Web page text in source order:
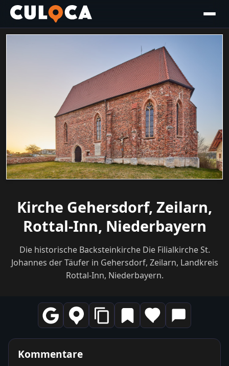
Kirche Gehersdorf, Zeilarn,
Rottal-Inn, Niederbayern
Die historische Backsteinkirche Die Filialkirche St.
Johannes der Täufer in Gehersdorf, Zeilarn, Landkreis
Rottal-Inn, Niederbayern.
Kommentare